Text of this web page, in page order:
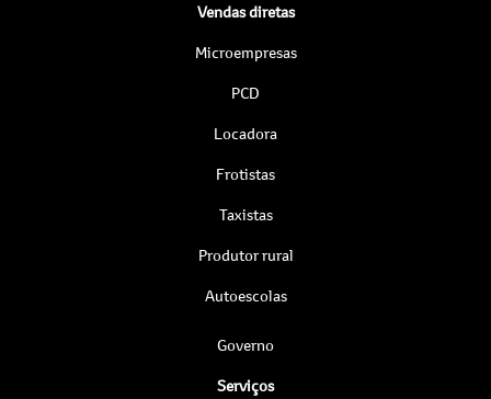
Vendas diretas
Microempresas
PCD
Locadora
Frotistas
Taxistas
Produtor rural
Autoescolas
Governo
Serviços